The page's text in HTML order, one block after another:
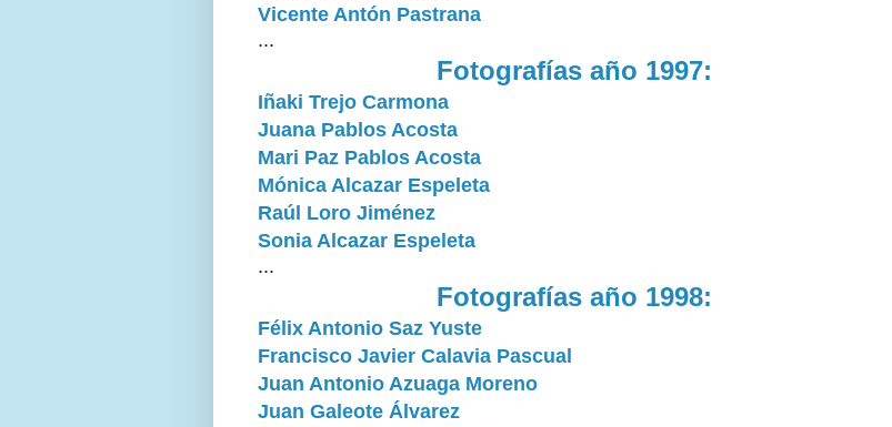
Vicente Antón Pastrana
...
Fotografías año 1997:
Iñaki Trejo Carmona
Juana Pablos Acosta
Mari Paz Pablos Acosta
Mónica Alcazar Espeleta
Raúl Loro Jiménez
Sonia Alcazar Espeleta
...
Fotografías año 1998:
Félix Antonio Saz Yuste
Francisco Javier Calavia Pascual
Juan Antonio Azuaga Moreno
Juan Galeote Álvarez